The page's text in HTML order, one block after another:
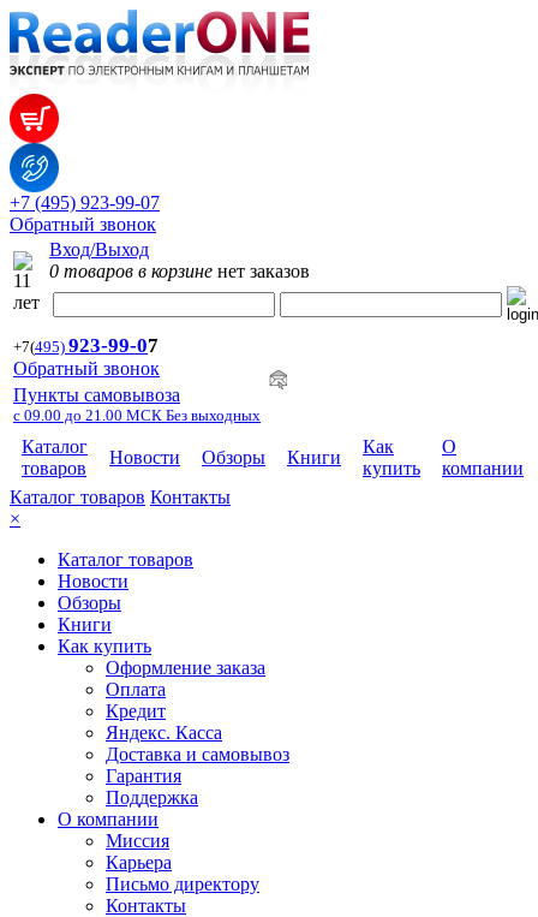
+7 (495) 923-99-07
Обратный звонок
Вход/Выход
0 товаров в корзине нет заказов
+7(495) 923-99-07
Обратный звонок
Пункты самовывоза
с 09.00 до 21.00 МСК Без выходных
Каталог
товаров
Новости Обзоры Книги
Как
купить
О
компании
Каталог товаров Контакты
×
Каталог товаров
Новости
Обзоры
Книги
Как купить
Оформление заказа
Оплата
Кредит
Яндекс. Касса
Доставка и самовывоз
Гарантия
Поддержка
О компании
Миссия
Карьера
Письмо директору
Контакты